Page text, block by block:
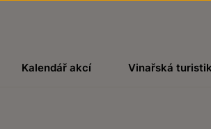
Kalendář akcí Vinařská